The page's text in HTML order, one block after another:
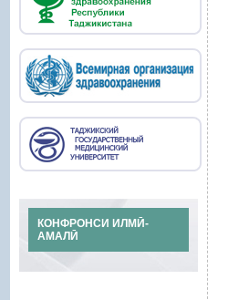
КОНФРОНСИ ИЛМӢ-
АМАЛӢ